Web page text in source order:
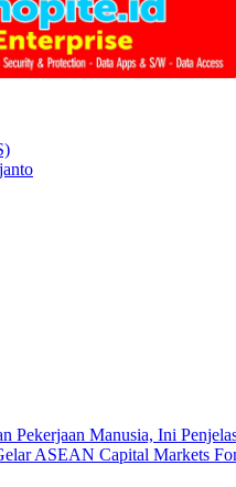
Pekerjaan Manusia, Ini
ASEAN Capital Markets